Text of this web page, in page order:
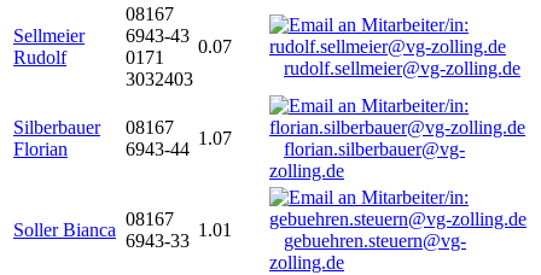
Sellmeier
Rudolf
08167
6943-43
0171
3032403
0.07
rudolf.sellmeier@vg-zolling.de
Silberbauer
Florian
08167
6943-44
1.07
florian.silberbauer@vg-
zolling.de
Soller Bianca
08167
6943-33
1.01
gebuehren.steuern@vg-
zolling.de